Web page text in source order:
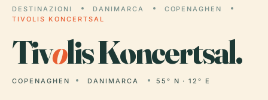
DESTINAZIONI DANIMARCA
COPENAGHEN
TIVOLIS KONCERTSAL
Tivolis Koncertsal.
COPENAGHEN DANIMARCA 55° N · 12° E